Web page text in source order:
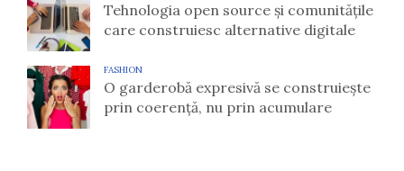
Tehnologia open source și comunitățile
care construiesc alternative digitale
FASHION
O garderobă expresivă se construiește
prin coerență, nu prin acumulare